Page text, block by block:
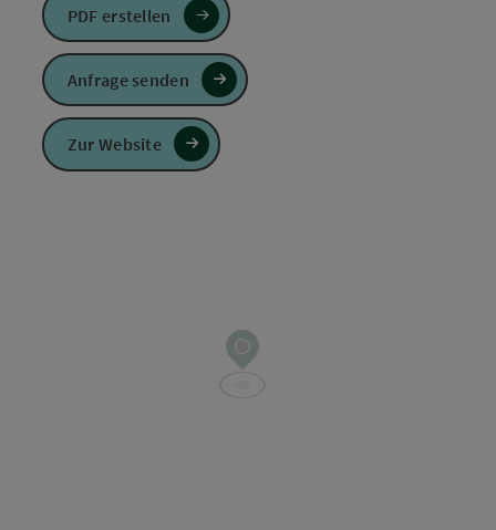
PDF erstellen
Anfrage senden
Zur Website